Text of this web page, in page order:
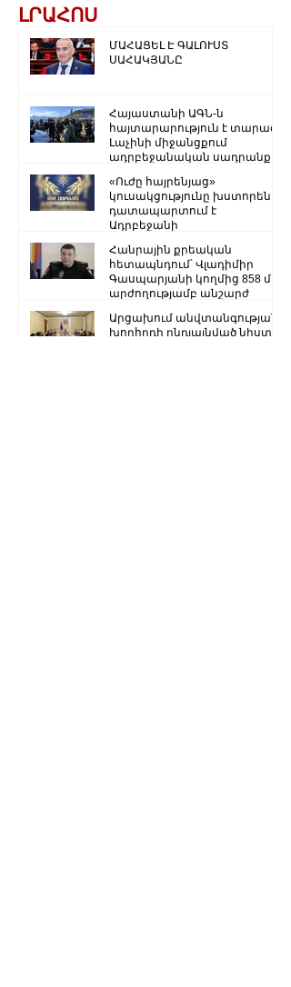
ԼՐԱՀՈՍ
ՄԱՀԱՑԵԼ Է ԳԱԼՈՒՍՏ
ՍԱՀԱԿՅԱՆԸ
Հայաստանի ԱԳՆ-ն
հայտարարություն է տարածել
Լաչինի միջանցքում
ադրբեջանական սադրանքի
«Ուժը հայրենյաց»
կուսակցությունը խստորեն
դատապարտում է
Ադրբեջանի
ղեկավարության.
Հանրային քրեական
հետապնդում՝ Վլադիմիր
Գասպարյանի կողմից 858 մլն
արժողությամբ անշարժ
Արցախում անվտանգության
խորհրդի ընդլայնված նիստ է